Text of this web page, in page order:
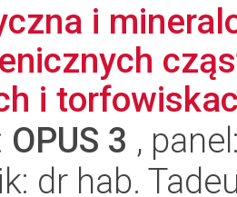
i
i
OPUS 3 ,
dr hab.